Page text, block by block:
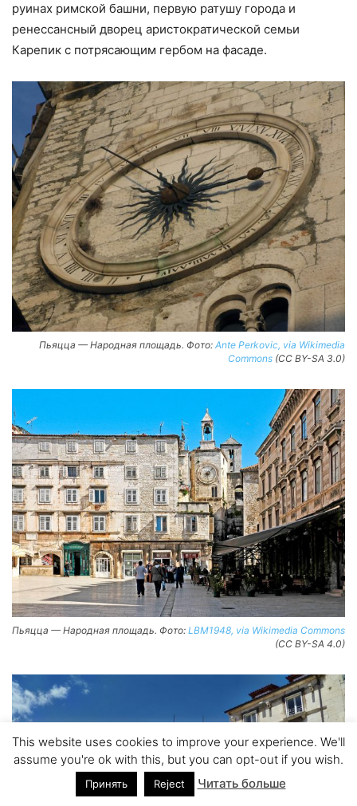
руинах римской башни, первую ратушу города и
ренессансный дворец аристократической семьи
Карепик с потрясающим гербом на фасаде.
Пьяцца — Народная площадь. Фото: Ante Perkovic, via Wikimedia
Commons (CC BY-SA 3.0)
Пьяцца — Народная площадь. Фото: LBM1948, via Wikimedia Commons
(CC BY-SA 4.0)
This website uses cookies to improve your experience. We'll
assume you're ok with this, but you can opt-out if you wish.
Принять Reject Читать больше